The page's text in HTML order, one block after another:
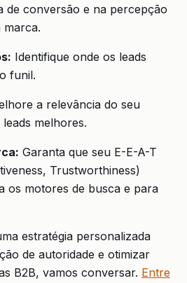
de conversão e na percepção
marca.
Identifique onde os leads
funil.
a relevância do seu
melhores.
Garanta que seu E-E-A-T
Trustworthiness)
os motores de busca e para
estratégia personalizada
de autoridade e otimizar
B2B, vamos conversar. Entre